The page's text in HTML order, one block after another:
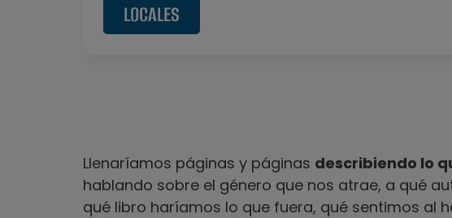
LOCALES
Llenaríamos páginas y páginas describiendo lo
hablando sobre el género que nos atrae, a qué
qué libro haríamos lo que fuera, qué sentimos al